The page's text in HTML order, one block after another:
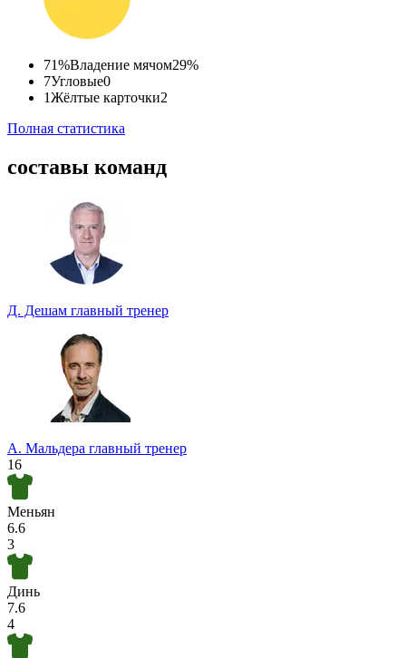
71%Владение мячом29%
7Угловые0
1Жёлтые карточки2
Полная статистика
составы команд
Д. Дешам главный тренер
А. Мальдера главный тренер
16
Меньян
6.6
3
Динь
7.6
4